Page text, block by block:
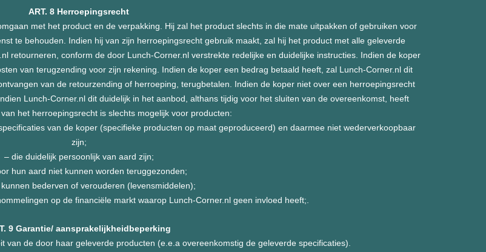
ART. 8 Herroepingsrecht
met het product en de verpakking. Hij zal het product slechts in die mate uitpakken of gebruiken voor
te behouden. Indien hij van zijn herroepingsrecht gebruik maakt, zal hij het product met alle geleverde
retourneren, conform de door Lunch-Corner.nl verstrekte redelijke en duidelijke instructies. Indien de koper
van terugzending voor zijn rekening. Indien de koper een bedrag betaald heeft, zal Lunch-Corner.nl dit
van de retourzending of herroeping, terugbetalen. Indien de koper niet over een herroepingsrecht
Lunch-Corner.nl dit duidelijk in het aanbod, althans tijdig voor het sluiten van de overeenkomst, heeft
het herroepingsrecht is slechts mogelijk voor producten:
van de koper (specifieke producten op maat geproduceerd) en daarmee niet wederverkoopbaar
zijn;
– die duidelijk persoonlijk van aard zijn;
hun aard niet kunnen worden teruggezonden;
bederven of verouderen (levensmiddelen);
op de financiële markt waarop Lunch-Corner.nl geen invloed heeft;.
9 Garantie/ aansprakelijkheidbeperking
van de door haar geleverde producten (e.e.a overeenkomstig de geleverde specificaties).